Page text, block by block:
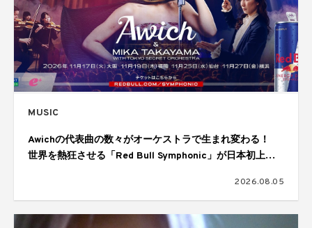
MUSIC
Awichの代表曲の数々がオーケストラで生まれ変わる！
世界を熱狂させる「Red Bull Symphonic」が日本初上
2026.08.05